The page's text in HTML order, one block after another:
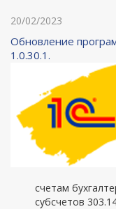
20/02/2023
Обновление
1.0.30.1.
счетам
субсчетов